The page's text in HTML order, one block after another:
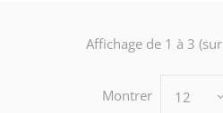
Affichage de 1 à 3 (sur
Montrer 12